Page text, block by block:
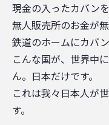
現金の入ったカバン
無人販売所のお金が無
鉄道のホームにカバ
こんな国が、世界中
ん。日本だけです。
これは我々日本人が
す。